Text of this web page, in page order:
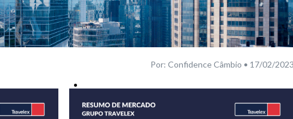
Por: Confidence Câmbio • 17/02/